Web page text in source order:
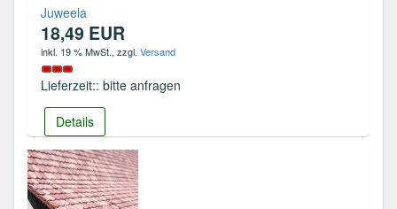
Juweela
18,49 EUR
inkl. 19 % MwSt., zzgl. Versand
Lieferzeit:: bitte anfragen
Details